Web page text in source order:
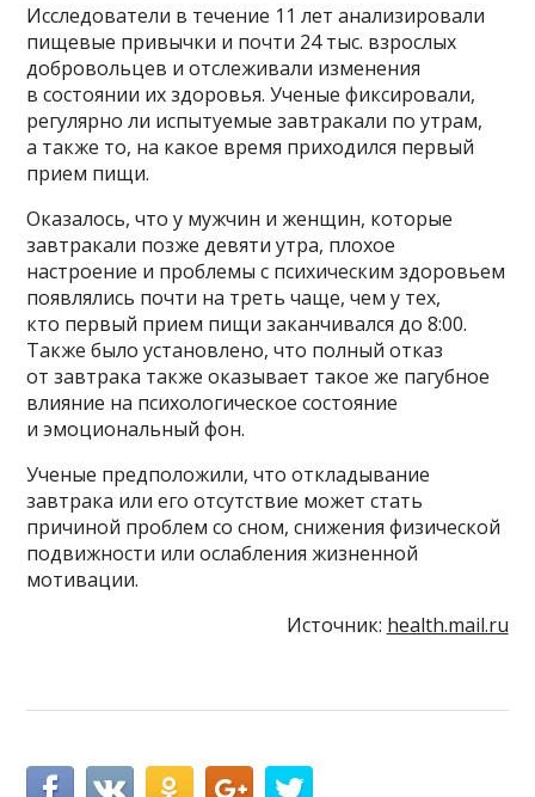
Исследователи в течение 11 лет анализировали
пищевые привычки и почти 24 тыс. взрослых
добровольцев и отслеживали изменения
в состоянии их здоровья. Ученые фиксировали,
регулярно ли испытуемые завтракали по утрам,
а также то, на какое время приходился первый
прием пищи.
Оказалось, что у мужчин и женщин, которые
завтракали позже девяти утра, плохое
настроение и проблемы с психическим здоровьем
появлялись почти на треть чаще, чем у тех,
кто первый прием пищи заканчивался до 8:00.
Также было установлено, что полный отказ
от завтрака также оказывает такое же пагубное
влияние на психологическое состояние
и эмоциональный фон.
Ученые предположили, что откладывание
завтрака или его отсутствие может стать
причиной проблем со сном, снижения физической
подвижности или ослабления жизненной
мотивации.
Источник: health.mail.ru